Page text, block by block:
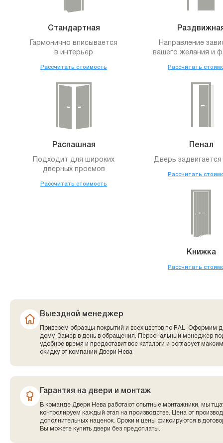
Стандартная
Гармонично вписывается
в интерьер
Рассчитать стоимость
Направление
вашего желания и
Рассчитать
Распашная
Подходит для широких
дверных проемов
Рассчитать стоимость
Пенал
Дверь задвигается
Рассчитать
Книжка
Рассчитать
Выездной менеджер
Привезем образцы покрытий и всех цветов по RAL. Оформим
дому. Замер в день в обращения. Персональный менеджер
удобное время и предоставит все каталоги и согласует
скидку от компании Двери Нева
Гарантия на двери и монтаж
В команде Двери Нева работают опытные монтажники, мы
контролируем каждый этап на производстве. Цена от
дополнительных наценок. Сроки и цены фиксируются в
Вы можете купить двери без предоплаты.